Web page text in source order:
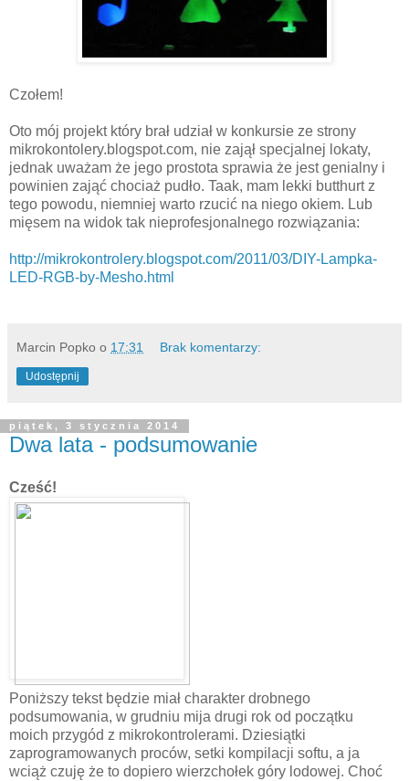
Czołem!
Oto mój projekt który brał udział w konkursie ze strony
mikrokontolery.blogspot.com, nie zajął specjalnej lokaty,
jednak uważam że jego prostota sprawia że jest genialny i
powinien zająć chociaż pudło. Taak, mam lekki butthurt z
tego powodu, niemniej warto rzucić na niego okiem. Lub
mięsem na widok tak nieprofesjonalnego rozwiązania:
http://mikrokontrolery.blogspot.com/2011/03/DIY-Lampka-
LED-RGB-by-Mesho.html
Marcin Popko o 17:31 Brak komentarzy:
Udostępnij
piątek, 3 stycznia 2014
Dwa lata - podsumowanie
Cześć!
Poniższy tekst będzie miał charakter drobnego
podsumowania, w grudniu mija drugi rok od początku
moich przygód z mikrokontrolerami. Dziesiątki
zaprogramowanych proców, setki kompilacji softu, a ja
wciąż czuję że to dopiero wierzchołek góry lodowej. Choć